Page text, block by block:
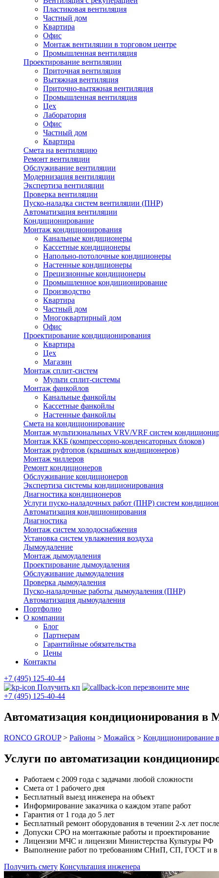
Пластиковая вентиляция
Частный дом
Квартира
Офис
Монтаж вентиляции в торговом центре
Промышленная вентиляция
Проектирование вентиляции
Приточная вентиляция
Вытяжная вентиляция
Приточно-вытяжная вентиляция
Промышленная вентиляция
Цех
Лаборатория
Офис
Частный дом
Квартира
Смета на вентиляцию
Ремонт вентиляции
Обслуживание вентиляции
Модернизация вентиляции
Экспертиза вентиляции
Проверка вентиляции
Пуско-наладка систем вентиляции (ПНР)
Автоматизация вентиляции
Кондиционирование
Монтаж кондиционирования
Канальные кондиционеры
Кассетные кондиционеры
Напольно-потолочные кондиционеры
Настенные кондиционеры
Прецизионные кондиционеры
Промышленное кондиционирование
Производство
Квартира
Частный дом
Многоквартирный дом
Офис
Проектирование кондиционирования
Квартира
Цех
Магазин
Монтаж сплит-систем
Мульти сплит-системы
Монтаж фанкойлов
Канальные фанкойлы
Кассетные фанкойлы
Настенные фанкойлы
Смета на кондиционирование
Монтаж мультизональных VRV/VRF систем
Монтаж ККБ (компрессорно-конденсаторных блоков)
Монтаж руфтопов (крышных кондиционеров)
Монтаж чиллеров
Ремонт кондиционеров
Обслуживание кондиционеров
Экспертиза системы кондиционирования
Диагностика кондиционеров
Услуги пуско-наладочных работ (ПНР) систем
Автоматизация кондиционирования
Диагностика
Монтаж систем холодоснабжения
Установка систем увлажнения воздуха
Дымоудаление
Монтаж дымоудаления
Проектирование дымоудаления
Обслуживание дымоудаления
Проверка дымоудаления
Пуско-наладочные работы дымоудаления (ПНР)
Автоматизация дымоудаления
Портфолио
О компании
Блог
Партнерам
Гарантийные обязательства
Цены
Контакты
+7 (495) 125-40-44
Получить кп
перезвоните мне
+7 (495) 125-40-44
Автоматизация кондиционирования в
RONCO GROUP> Районы > Можайск > Кондиционирование
Услуги по автоматизации
Работаем с 2009 года с задачами любой сложности
Смета от 1 рабочего дня
Бесплатный выезд инженера на объект
Информирование заказчика о каждом этапе работ
Гарантия от 1 года до 5 лет
Бесплатный ремонт оборудования в течении 2-х лет
Допуски СРО на монтажные работы и проектирование
Лицензии МЧС и лицензии Министерства Культуры РФ
Выполнение работ по требованиям СНиП, СП, ГОСТ и в
Получить смету Консультация инженера